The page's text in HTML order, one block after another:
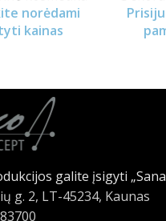
norėdami
kainas
galite įsigyti
g. 2, LT-45234, Kaunas